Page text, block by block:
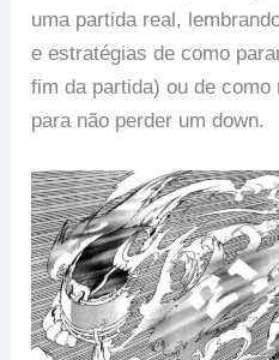
uma partida real,
e estratégias de como
fim da partida) ou de
para não perder um down.